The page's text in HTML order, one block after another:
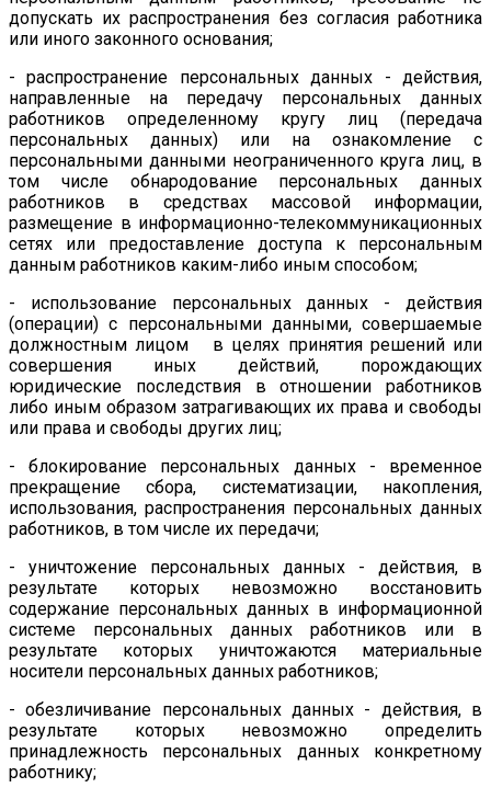
допускать их распространения без согласия работника
или иного законного основания;
- распространение персональных данных - действия,
направленные на передачу персональных данных
работников определенному кругу лиц (передача
персональных данных) или на ознакомление с
персональными данными неограниченного круга лиц, в
том числе обнародование персональных данных
работников в средствах массовой информации,
размещение в информационно-телекоммуникационных
сетях или предоставление доступа к персональным
данным работников каким-либо иным способом;
- использование персональных данных - действия
(операции) с персональными данными, совершаемые
должностным лицом в целях принятия решений или
совершения иных действий, порождающих
юридические последствия в отношении работников
либо иным образом затрагивающих их права и свободы
или права и свободы других лиц;
- блокирование персональных данных - временное
прекращение сбора, систематизации, накопления,
использования, распространения персональных данных
работников, в том числе их передачи;
- уничтожение персональных данных - действия, в
результате которых невозможно восстановить
содержание персональных данных в информационной
системе персональных данных работников или в
результате которых уничтожаются материальные
носители персональных данных работников;
- обезличивание персональных данных - действия, в
результате которых невозможно определить
принадлежность персональных данных конкретному
работнику;